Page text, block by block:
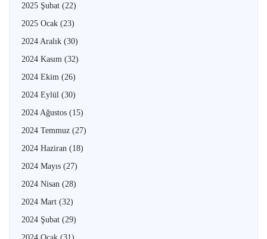
2025 Şubat (22)
2025 Ocak (23)
2024 Aralık (30)
2024 Kasım (32)
2024 Ekim (26)
2024 Eylül (30)
2024 Ağustos (15)
2024 Temmuz (27)
2024 Haziran (18)
2024 Mayıs (27)
2024 Nisan (28)
2024 Mart (32)
2024 Şubat (29)